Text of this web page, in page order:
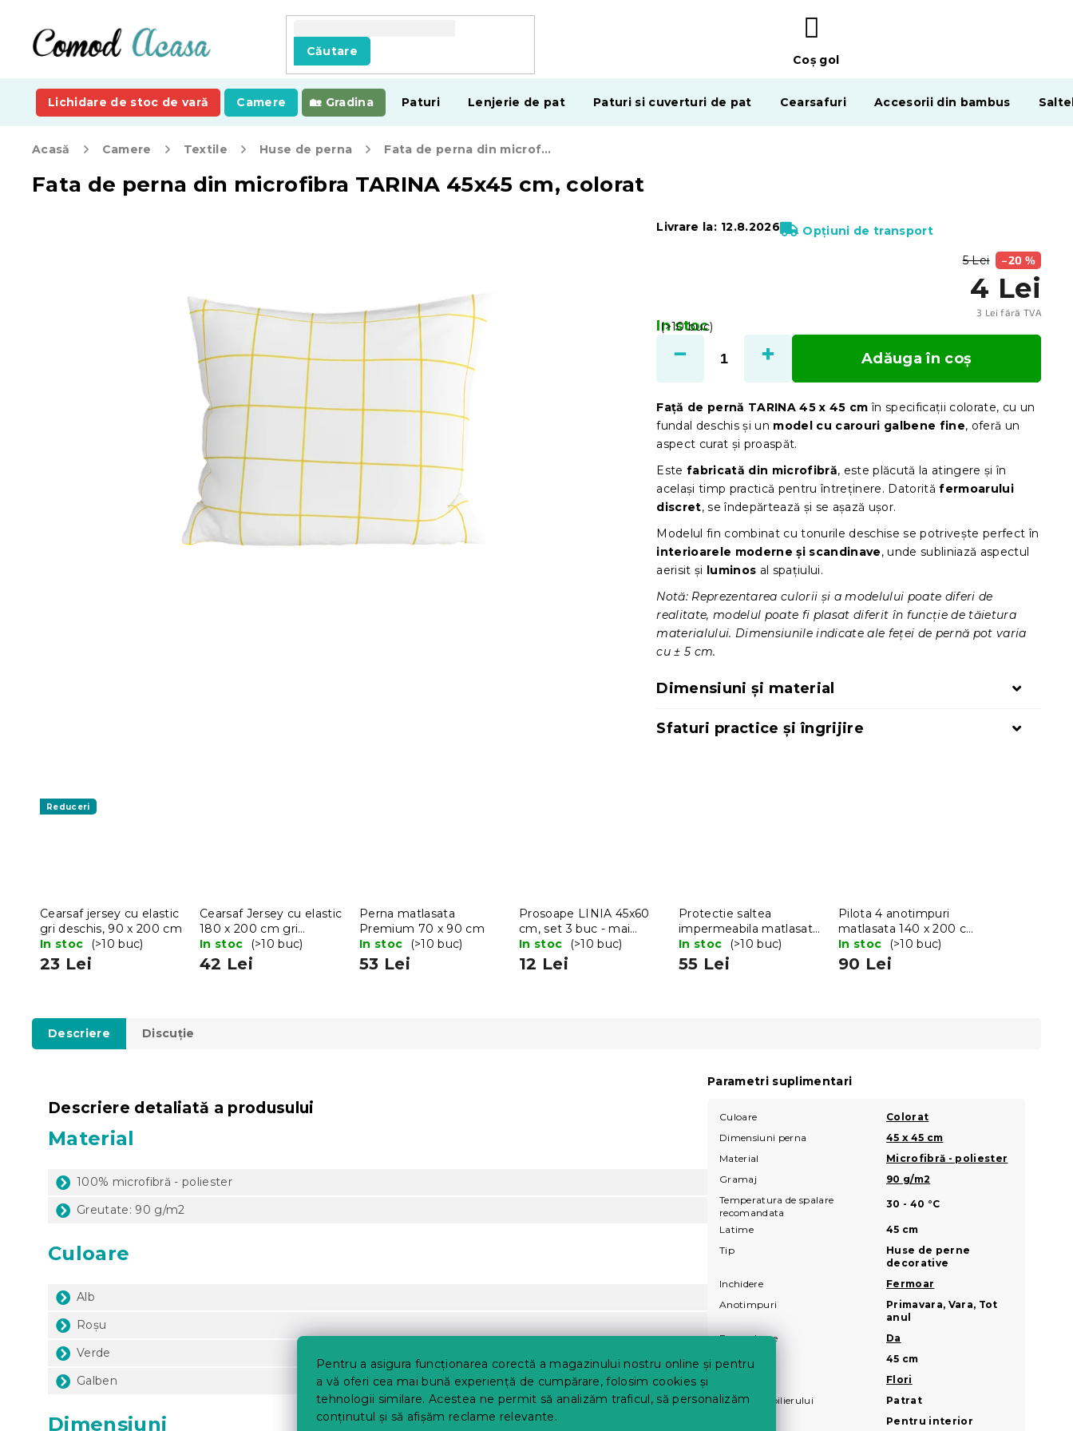
Pentru a asigura funcționarea corectă a magazinului nostru online și pentru
a vă oferi cea mai bună experiență de cumpărare, folosim cookies și
tehnologii similare. Acestea ne permit să analizăm traficul, să personalizăm
conținutul și să afișăm reclame relevante.
conținut
Căutare
COŞ
DE
Coş gol
Lichidare de stoc de vară Camere Gradina Paturi Lenjerie de pat Paturi si cuverturi de pat Cearsafuri Accesorii din bambus
Acasă Camere Textile Huse de perna Fata de perna din microfibra TARINA 45x45 cm, colorat
Fata de perna din microfibra TARINA 45x45 cm, colorat
5 Lei –20 %
4 Lei
3 Lei fără TVA
preţ:
In stoc
(>10 buc)
Livrare la: 12.8.2026 Opțiuni de transport
Adăuga în coş
Față de pernă TARINA 45 x 45 cm în specificații colorate, cu un
fundal deschis și un model cu carouri galbene fine, oferă un
aspect curat și proaspăt.
Estefabricată din microfibră, este plăcută la atingere și în
același timp practică pentru întreținere. Datorităfermoarului
discret, se îndepărtează și se așază ușor.
Modelul fin combinat cu tonurile deschise se potrivește perfect în
interioarele moderne și scandinave, unde subliniază aspectul
aerisit și luminos al spațiului.
Notă: Reprezentarea culorii și a modelului poate diferi de
realitate, modelul poate fi plasat diferit în funcție de tăietura
materialului. Dimensiunile indicate ale feței de pernă pot varia
cu ± 5 cm.
Dimensiuni și material
Sfaturi practice și îngrijire
Reduceri
Cearsaf jersey cu elastic
gri deschis, 90 x 200 cm
In stoc
(>10 buc)
23 Lei
Cearsaf Jersey cu elastic
180 x 200 cm gri
deschis
In stoc (>10 buc)
42 Lei
Perna matlasata
Premium 70 x 90 cm
In stoc
(>10 buc)
53 Lei
Prosoape LINIA 45x60
cm, set 3 buc - mai
multe variante
In stoc (>10 buc)
12 Lei
Protectie saltea
impermeabila matlasata
90 x 200 cm
In stoc (>10 buc)
55 Lei
Pilota 4 anotimpuri
matlasata 140 x 200 cm
cu perna BASIC 70x90
cm
In stoc (>10 buc)
90 Lei
Descriere Discuţie
Descriere detaliată a produsului
Material
100% microfibră - poliester
Greutate: 90 g/m2
Culoare
Alb
Roșu
Verde
Galben
Dimensiuni
Parametri suplimentari
Culoare
Colorat
Dimensiuni perna
45 x 45 cm
Material
Microfibră - poliester
Gramaj
90 g/m2
Temperatura de spalare
recomandata
30 - 40 °C
Latime
45 cm
Tip
Huse de perne
decorative
Inchidere
Fermoar
Anotimpuri
Primavara, Vara, Tot
anul
Fara calcare
Da
Lungime
45 cm
Flori
Forma mobilierului
Patrat
Pentru interior